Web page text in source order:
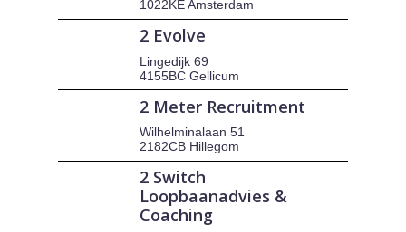
1022KE Amsterdam
2 Evolve
Lingedijk 69
4155BC Gellicum
2 Meter Recruitment
Wilhelminalaan 51
2182CB Hillegom
2 Switch
Loopbaanadvies &
Coaching